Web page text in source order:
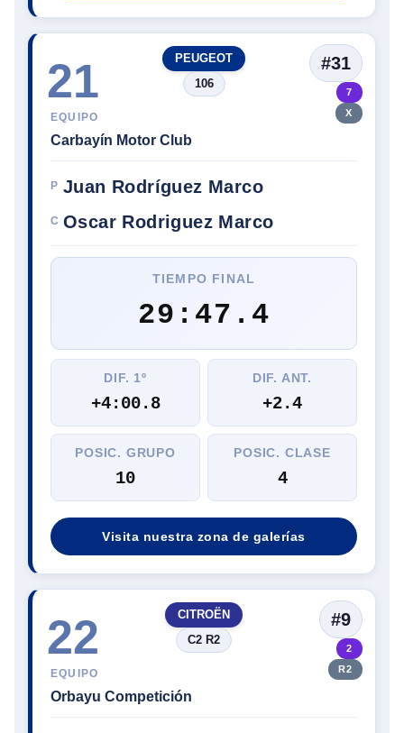
21 #31
7
X
EQUIPO
Carbayín Motor Club
PEUGEOT
106
P Juan Rodríguez Marco
C Oscar Rodriguez Marco
TIEMPO FINAL
29:47.4
DIF. 1º
+4:00.8
DIF. ANT.
+2.4
POSIC. GRUPO
10
POSIC. CLASE
4
Visita nuestra zona de galerías
22 #9
2
R2
EQUIPO
Orbayu Competición
CITROËN
C2 R2